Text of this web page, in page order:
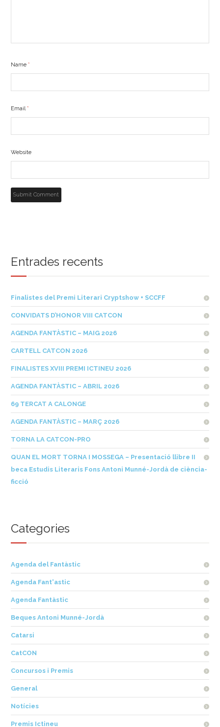
Name*
Email*
Website
Entrades recents
Finalistes del Premi Literari Cryptshow + SCCFF
CONVIDATS D’HONOR VIII CATCON
AGENDA FANTÀSTIC – MAIG 2026
CARTELL CATCON 2026
FINALISTES XVIII PREMI ICTINEU 2026
AGENDA FANTÀSTIC – ABRIL 2026
69 TERCAT A CALONGE
AGENDA FANTÀSTIC – MARÇ 2026
TORNA LA CATCON-PRO
QUAN EL MORT TORNA I MOSSEGA – Presentació llibre II
beca Estudis Literaris Fons Antoni Munné-Jordà de ciència-
ficció
Categories
Agenda del Fantàstic
Agenda Fant'astic
Agenda Fantàstic
Beques Antoni Munné-Jordà
Catarsi
CatCON
Concursos i Premis
General
Notícies
Premis Ictineu